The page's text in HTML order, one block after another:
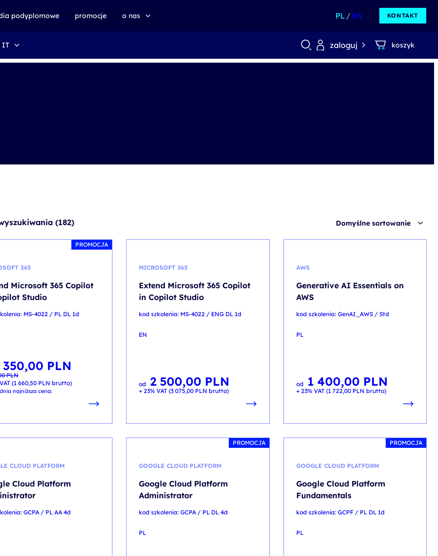
podyplomowe promocje o nas
zrównoważony rozwój
PL EN KONTAKT
IT zaloguj koszyk
(182) Domyślne sortowanie
PROMOCJA
365
Microsoft 365 Copilot
Studio
MS-4022 / PL DL 1d
PLN
PLN.
350,00 PLN
PLN.
(1 660,50 PLN brutto)
najniższa cena:
MICROSOFT 365
Extend Microsoft 365 Copilot
in Copilot Studio
kod szkolenia: MS-4022 / ENG DL 1d
EN
od 2 500,00 PLN
+ 23% VAT (3 075,00 PLN brutto)
AWS
Generative AI Essentials on
AWS
kod szkolenia: GenAI_AWS / Std
PL
od 1 400,00 PLN
+ 23% VAT (1 722,00 PLN brutto)
CLOUD PLATFORM
Cloud Platform
GCPA / PL AA 4d
PROMOCJA
GOOGLE CLOUD PLATFORM
Google Cloud Platform
Administrator
kod szkolenia: GCPA / PL DL 4d
PL
PROMOCJA
GOOGLE CLOUD PLATFORM
Google Cloud Platform
Fundamentals
kod szkolenia: GCPF / PL DL 1d
PL